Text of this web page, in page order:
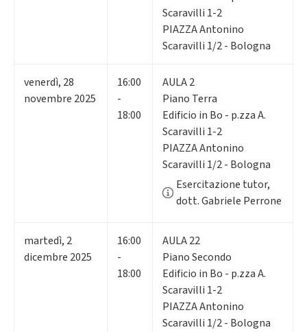
Scaravilli 1-2
PIAZZA Antonino
Scaravilli 1/2 - Bologna
venerdì, 28
novembre 2025
16:00
-
18:00
AULA 2
Piano Terra
Edificio in Bo - p.zza A.
Scaravilli 1-2
PIAZZA Antonino
Scaravilli 1/2 - Bologna
Esercitazione tutor,
dott. Gabriele Perrone
martedì, 2
dicembre 2025
16:00
-
18:00
AULA 22
Piano Secondo
Edificio in Bo - p.zza A.
Scaravilli 1-2
PIAZZA Antonino
Scaravilli 1/2 - Bologna